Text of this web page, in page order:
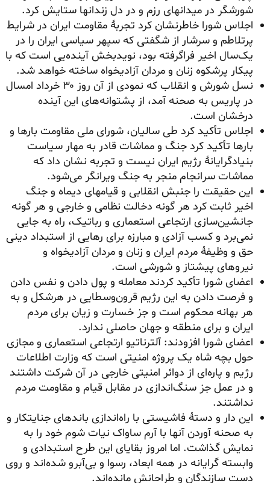
شورشگر در میدانهای رزم و در دل زندانها ستایش کرد.
اجلاس شورا خاطرنشان کرد تجربهٔ مقاومت ایران در شرایط
پرتلاطم و سرشار از شگفتی که سپهر سیاسی ایران را در
یک‌سال اخیر فراگرفته بود، نویدبخش آینده‌یی است که با
پیکار پرشکوه زنان و مردان آزادیخواه ساخته خواهد شد.
نسل شورش و انقلاب که نمودی از آن روز ۳۰ خرداد امسال
در پاریس به صحنه آمد، از پشتوانه‌های این آینده
درخشان است.
اجلاس تأکید کرد طی سالیان، شورای ملی مقاومت بارها و
بارها تأکید کرد جنگ و مماشات قادر به مهار سیاست
بنیادگرایانهٔ رژیم ایران نیست و تجربه نشان داد که
مماشات سرانجام منجر به جنگ ویرانگر می‌شود.
این حقیقت را جنبش انقلابی و قیامهای دیماه و جنگ
اخیر ثابت کرد هر گونه دخالت نظامی و خارجی و هر گونه
جانشین‌سازی ارتجاعی استعماری و رباتیک، راه به جایی
نمی‌برد و کسب آزادی و مبارزه برای رهایی از استبداد دینی
حق و وظیفهٔ مردم ایران و زنان و مردان آزادیخواه و
نیروهای پیشتاز و شورشی است.
اعضای شورا تأکید کردند معامله و پول دادن و نفس دادن
و فرصت دادن به این رژیم قرون‌وسطایی در هرشکل و به
هر بهانه محکوم است و جز خسارت و زیان برای مردم
ایران و برای منطقه و جهان حاصلی ندارد.
اعضای شورا افزودند: آلترناتیو ارتجاعی استعماری و مجازی
حول بچه شاه یک پروژه امنیتی است که وزارت اطلاعات
رژیم و پاره‌ای از دوائر امنیتی خارجی در آن شرکت داشتند
و در عمل جز سنگ‌اندازی در مقابل قیام و مقاومت مردم
نداشتند.
این دار و دستهٔ فاشیستی با راه‌اندازی باندهای جنایتکار و
به صحنه آوردن آنها با آرم ساواک نیات شوم خود را به
نمایش گذاشت. اما امروز بقایای این طرح استبدادی و
وابسته گرایانه در همه ابعاد، رسوا و بی‌آبرو شده‌اند و روی
دست سازندگان و طراحانش مانده‌اند.